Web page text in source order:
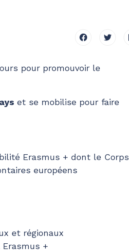
pour promouvoir le
et se mobilise pour faire
Erasmus + dont le Corps
européens
et régionaux
+